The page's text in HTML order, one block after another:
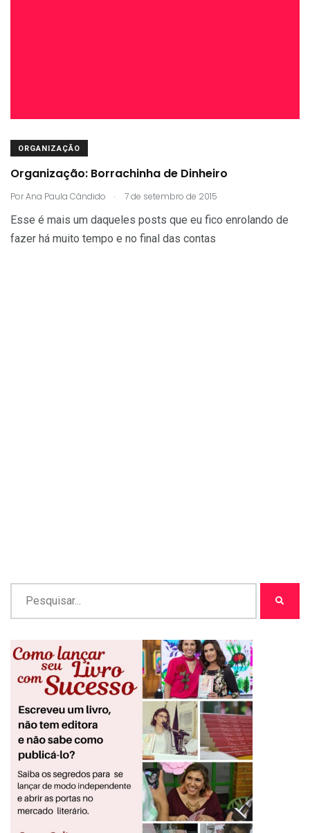
ORGANIZAÇÃO
Organização: Borrachinha de Dinheiro
PorAna Paula Cândido . 7 de setembro de 2015
Esse é mais um daqueles posts que eu fico enrolando de
fazer há muito tempo e no final das contas